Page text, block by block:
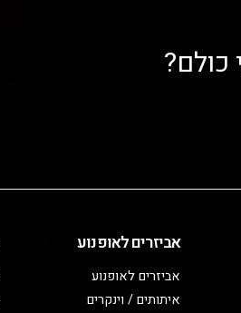
כולם?
אביזרים לאופנוע
אביזרים לאופנוע
איתותים / וינקרים